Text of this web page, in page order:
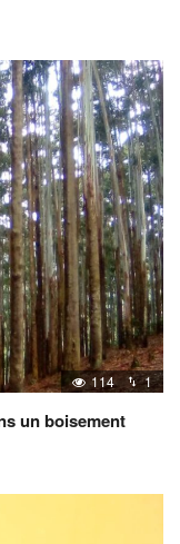
114 1
un boisement